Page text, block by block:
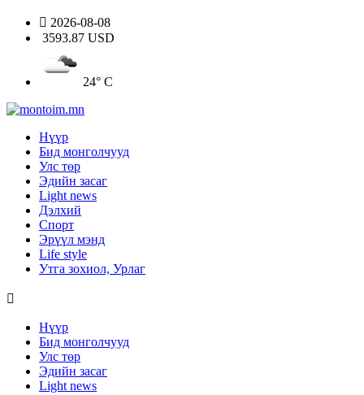
2026-08-08
3593.87 USD
24° C
Нүүр
Бид монголчууд
Улс төр
Эдийн засаг
Light news
Дэлхий
Спорт
Эрүүл мэнд
Life style
Утга зохиол, Урлаг
Нүүр
Бид монголчууд
Улс төр
Эдийн засаг
Light news